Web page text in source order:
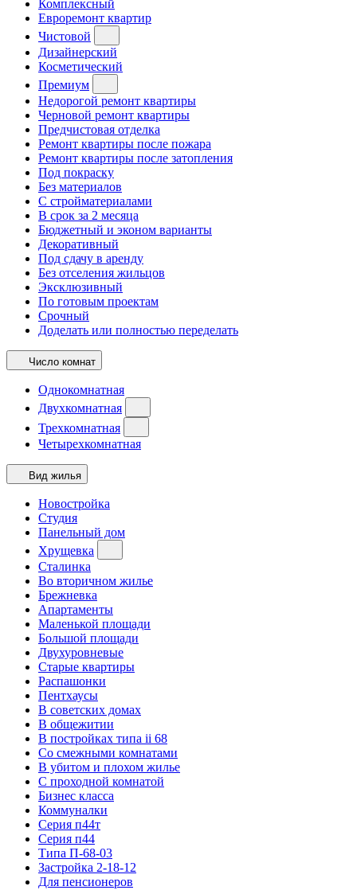
Комплексный
Евроремонт квартир
Чистовой
Дизайнерский
Косметический
Премиум
Недорогой ремонт квартиры
Черновой ремонт квартиры
Предчистовая отделка
Ремонт квартиры после пожара
Ремонт квартиры после затопления
Под покраску
Без материалов
С стройматериалами
В срок за 2 месяца
Бюджетный и эконом варианты
Декоративный
Под сдачу в аренду
Без отселения жильцов
Эксклюзивный
По готовым проектам
Срочный
Доделать или полностью переделать
Число комнат
Однокомнатная
Двухкомнатная
Трехкомнатная
Четырехкомнатная
Вид жилья
Новостройка
Студия
Панельный дом
Хрущевка
Сталинка
Во вторичном жилье
Брежневка
Апартаменты
Маленькой площади
Большой площади
Двухуровневые
Старые квартиры
Распашонки
Пентхаусы
В советских домах
В общежитии
В постройках типа ii 68
Со смежными комнатами
В убитом и плохом жилье
С проходной комнатой
Бизнес класса
Коммуналки
Серия п44т
Серия п44
Типа П-68-03
Застройка 2-18-12
Для пенсионеров